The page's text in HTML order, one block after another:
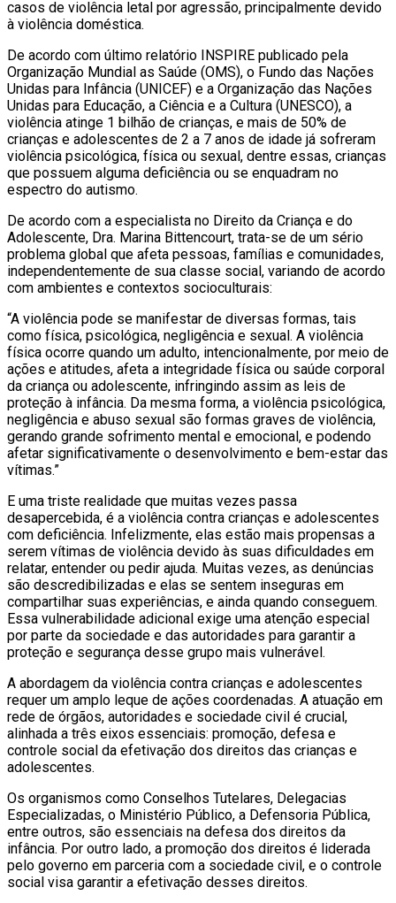
casos de violência letal por agressão, principalmente devido
à violência doméstica.
De acordo com último relatório INSPIRE publicado pela
Organização Mundial as Saúde (OMS), o Fundo das Nações
Unidas para Infância (UNICEF) e a Organização das Nações
Unidas para Educação, a Ciência e a Cultura (UNESCO), a
violência atinge 1 bilhão de crianças, e mais de 50% de
crianças e adolescentes de 2 a 7 anos de idade já sofreram
violência psicológica, física ou sexual, dentre essas, crianças
que possuem alguma deficiência ou se enquadram no
espectro do autismo.
De acordo com a especialista no Direito da Criança e do
Adolescente, Dra. Marina Bittencourt, trata-se de um sério
problema global que afeta pessoas, famílias e comunidades,
independentemente de sua classe social, variando de acordo
com ambientes e contextos socioculturais:
“A violência pode se manifestar de diversas formas, tais
como física, psicológica, negligência e sexual. A violência
física ocorre quando um adulto, intencionalmente, por meio de
ações e atitudes, afeta a integridade física ou saúde corporal
da criança ou adolescente, infringindo assim as leis de
proteção à infância. Da mesma forma, a violência psicológica,
negligência e abuso sexual são formas graves de violência,
gerando grande sofrimento mental e emocional, e podendo
afetar significativamente o desenvolvimento e bem-estar das
vítimas.”
E uma triste realidade que muitas vezes passa
desapercebida, é a violência contra crianças e adolescentes
com deficiência. Infelizmente, elas estão mais propensas a
serem vítimas de violência devido às suas dificuldades em
relatar, entender ou pedir ajuda. Muitas vezes, as denúncias
são descredibilizadas e elas se sentem inseguras em
compartilhar suas experiências, e ainda quando conseguem.
Essa vulnerabilidade adicional exige uma atenção especial
por parte da sociedade e das autoridades para garantir a
proteção e segurança desse grupo mais vulnerável.
A abordagem da violência contra crianças e adolescentes
requer um amplo leque de ações coordenadas. A atuação em
rede de órgãos, autoridades e sociedade civil é crucial,
alinhada a três eixos essenciais: promoção, defesa e
controle social da efetivação dos direitos das crianças e
adolescentes.
Os organismos como Conselhos Tutelares, Delegacias
Especializadas, o Ministério Público, a Defensoria Pública,
entre outros, são essenciais na defesa dos direitos da
infância. Por outro lado, a promoção dos direitos é liderada
pelo governo em parceria com a sociedade civil, e o controle
social visa garantir a efetivação desses direitos.